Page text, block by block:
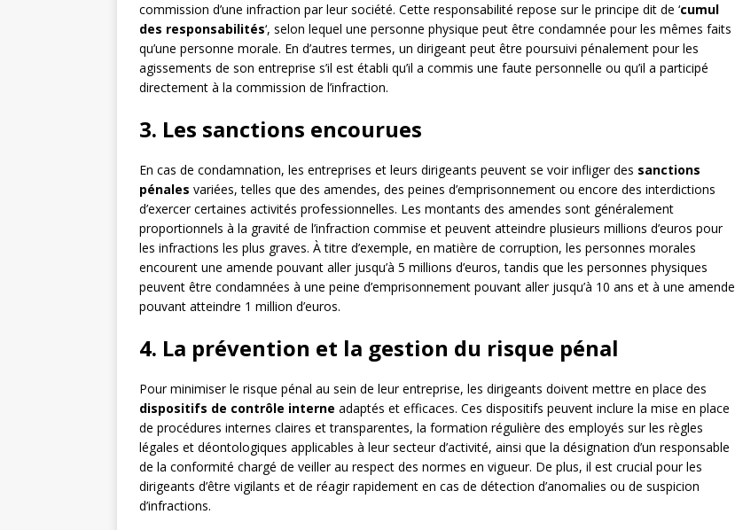
commission d’une infraction par leur société. Cette responsabilité repose sur le principe dit de ‘cumul
des responsabilités‘, selon lequel une personne physique peut être condamnée pour les mêmes faits
qu’une personne morale. En d’autres termes, un dirigeant peut être poursuivi pénalement pour les
agissements de son entreprise s’il est établi qu’il a commis une faute personnelle ou qu’il a participé
directement à la commission de l’infraction.
3. Les sanctions encourues
En cas de condamnation, les entreprises et leurs dirigeants peuvent se voir infliger des sanctions
pénales variées, telles que des amendes, des peines d’emprisonnement ou encore des interdictions
d’exercer certaines activités professionnelles. Les montants des amendes sont généralement
proportionnels à la gravité de l’infraction commise et peuvent atteindre plusieurs millions d’euros pour
les infractions les plus graves. À titre d’exemple, en matière de corruption, les personnes morales
encourent une amende pouvant aller jusqu’à 5 millions d’euros, tandis que les personnes physiques
peuvent être condamnées à une peine d’emprisonnement pouvant aller jusqu’à 10 ans et à une amende
pouvant atteindre 1 million d’euros.
4. La prévention et la gestion du risque pénal
Pour minimiser le risque pénal au sein de leur entreprise, les dirigeants doivent mettre en place des
dispositifs de contrôle interne adaptés et efficaces. Ces dispositifs peuvent inclure la mise en place
de procédures internes claires et transparentes, la formation régulière des employés sur les règles
légales et déontologiques applicables à leur secteur d’activité, ainsi que la désignation d’un responsable
de la conformité chargé de veiller au respect des normes en vigueur. De plus, il est crucial pour les
dirigeants d’être vigilants et de réagir rapidement en cas de détection d’anomalies ou de suspicion
d’infractions.